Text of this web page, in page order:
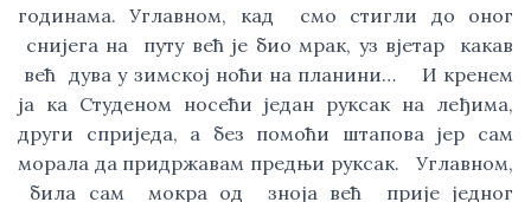
годинама. Углавном, кад смо стигли до оног
снијега на путу већ је био мрак, уз вјетар какав
већ дува у зимској ноћи на планини… И кренем
ја ка Студеном носећи један руксак на леђима,
други сприједа, а без помоћи штапова јер сам
морала да придржавам предњи руксак. Углавном,
била сам мокра од зноја већ прије једног